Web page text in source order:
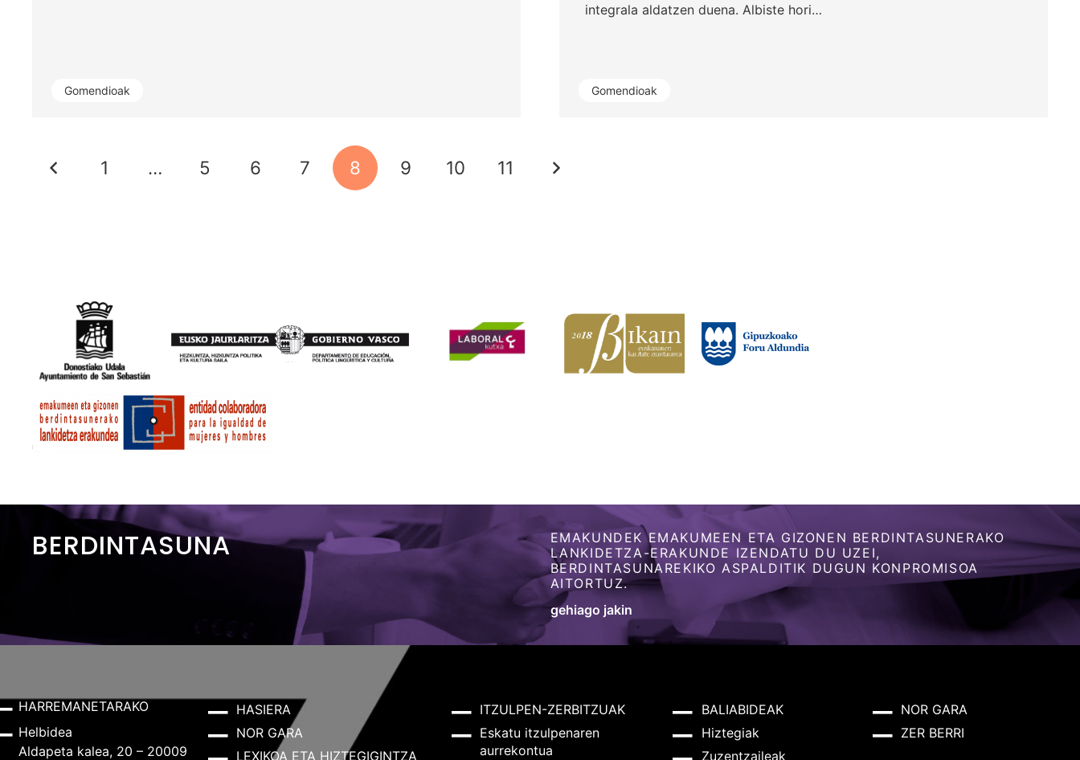
Gomendioak Gomendioak
integrala aldatzen duena. Albiste hori…
1 … 5 6 7 8 9 10 11
BERDINTASUNA
EMAKUNDEK EMAKUMEEN ETA GIZONEN BERDINTASUNERAKO
LANKIDETZA-ERAKUNDE IZENDATU DU UZEI,
BERDINTASUNAREKIKO ASPALDITIK DUGUN KONPROMISOA
AITORTUZ.
gehiago jakin
HARREMANETARAKO
Helbidea
Aldapeta kalea, 20 – 20009
HASIERA
NOR GARA
LEXIKOA ETA HIZTEGIGINTZA
ITZULPEN-ZERBITZUAK
Eskatu itzulpenaren
aurrekontua
BALIABIDEAK
Hiztegiak
Zuzentzaileak
NOR GARA
ZER BERRI